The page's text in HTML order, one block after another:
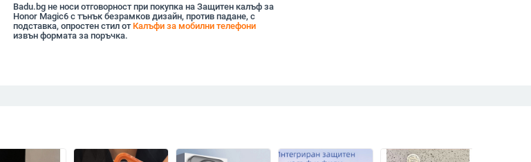
Badu.bg не носи отговорност при покупка на Защитен калъф за
Honor Magic6 с тънък безрамков дизайн, против падане, с
подставка, опростен стил от Калъфи за мобилни телефони
извън формата за поръчка.